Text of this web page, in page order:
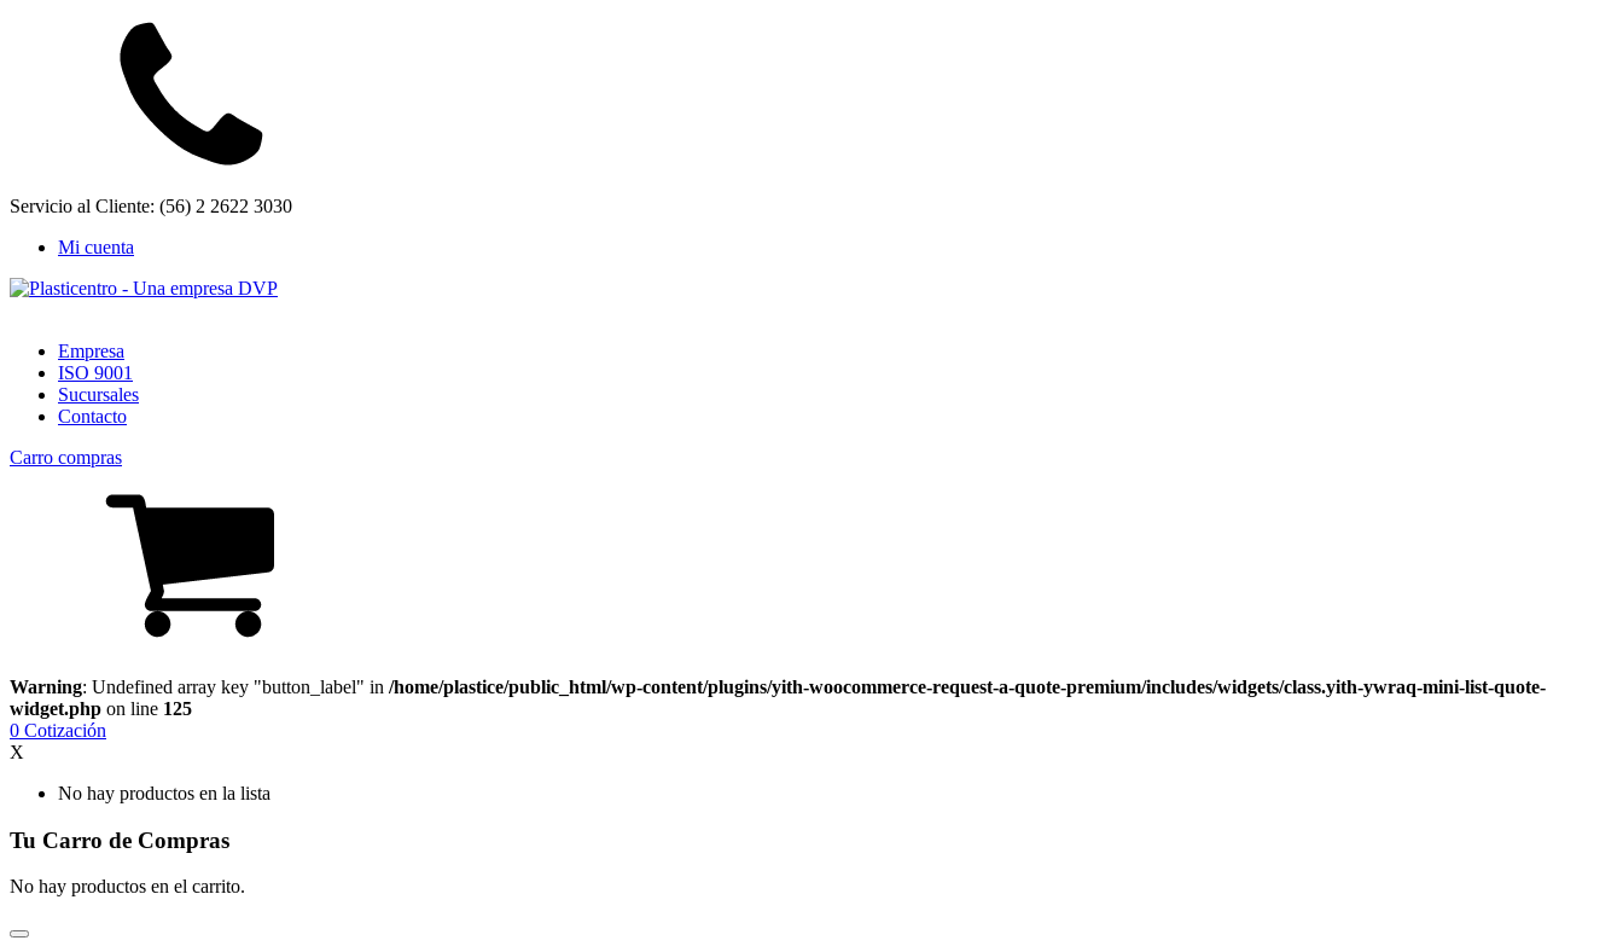
Servicio al Cliente: (56) 2 2622 3030
Mi cuenta
Empresa
ISO 9001
Sucursales
Contacto
Carro compras
Warning: Undefined array key "button_label" in /home/plastice/public_html/wp-content/plugins/yith-woocommerce-request-a-quote-premium/includes/widgets/class.yith-ywraq-mini-list-quote-
widget.php on line 125
0 Cotización
X
No hay productos en la lista
Tu Carro de Compras
No hay productos en el carrito.